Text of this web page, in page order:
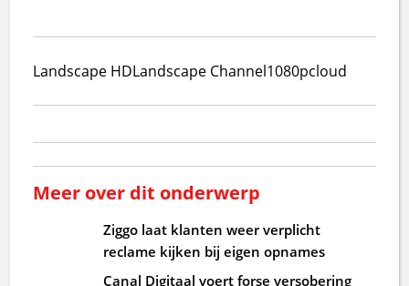
Landscape HDLandscape Channel1080pcloud
Meer over dit onderwerp
Ziggo laat klanten weer verplicht
reclame kijken bij eigen opnames
Canal Digitaal voert forse versobering